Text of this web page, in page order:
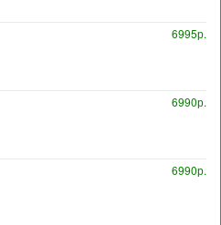
6995р.
6990р.
6990р.